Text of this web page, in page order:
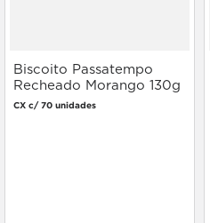
Biscoito Passatempo
Recheado Morango 130g
CX c/ 70 unidades